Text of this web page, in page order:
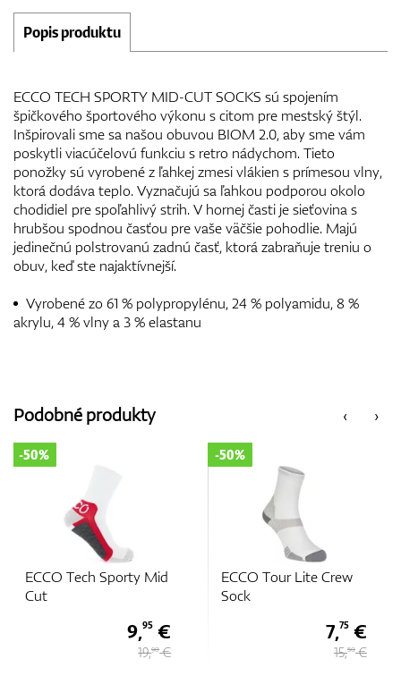
Popis produktu
ECCO TECH SPORTY MID-CUT SOCKS sú spojením
špičkového športového výkonu s citom pre mestský štýl.
Inšpirovali sme sa našou obuvou BIOM 2.0, aby sme vám
poskytli viacúčelovú funkciu s retro nádychom. Tieto
ponožky sú vyrobené z ľahkej zmesi vlákien s prímesou vlny,
ktorá dodáva teplo. Vyznačujú sa ľahkou podporou okolo
chodidiel pre spoľahlivý strih. V hornej časti je sieťovina s
hrubšou spodnou časťou pre vaše väčšie pohodlie. Majú
jedinečnú polstrovanú zadnú časť, ktorá zabraňuje treniu o
obuv, keď ste najaktívnejší.
Vyrobené zo 61 % polypropylénu, 24 % polyamidu, 8 %
akrylu, 4 % vlny a 3 % elastanu
‹
Podobné produkty ›
ECCO Tech Sporty Mid
Cut
-50%
9,95 €
19,90€
ECCO Tour Lite Crew
Sock
-50%
7,75€
15,50€